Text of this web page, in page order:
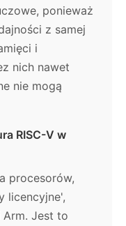
ponieważ
z samej
i
nich nawet
nie mogą
RISC-V w
procesorów,
licencyjne',
Jest to